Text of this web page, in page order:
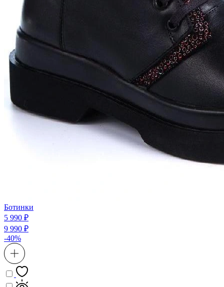
Ботинки
5 990 ₽
9 990 ₽
-40%